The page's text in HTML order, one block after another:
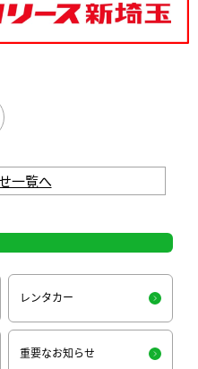
一覧へ
レンタカー
重要なお知らせ